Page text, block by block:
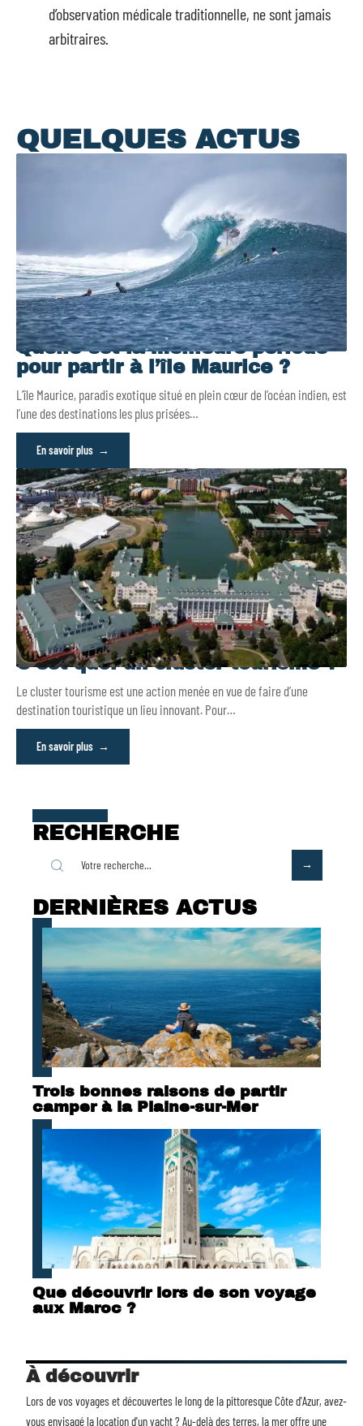
d’observation médicale traditionnelle, ne sont jamais
arbitraires.
QUELQUES ACTUS
Quelle est la meilleure période
pour partir à l’île Maurice ?
L’île Maurice, paradis exotique situé en plein cœur de l’océan indien, est
l’une des destinations les plus prisées…
En savoir plus
C’est quoi un cluster tourisme ?
Le cluster tourisme est une action menée en vue de faire d’une
destination touristique un lieu innovant. Pour…
En savoir plus
RECHERCHE
DERNIÈRES ACTUS
Trois bonnes raisons de partir
camper à la Plaine-sur-Mer
Que découvrir lors de son voyage
aux Maroc ?
À découvrir
Lors de vos voyages et découvertes le long de la pittoresque Côte d'Azur, avez-
vous envisagé lalocation d'un yacht? Au-delà des terres, la mer offre une